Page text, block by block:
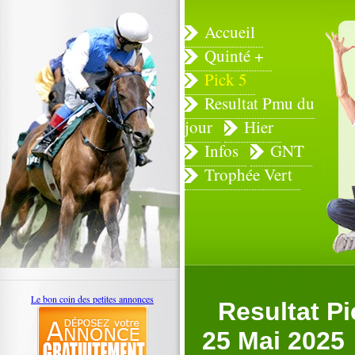
Accueil
Quinté +
Pick 5
Resultat Pmu du
jour
Hier
Infos
GNT
Trophée Vert
Resultat
25 Mai 2025
Le bon coin des petites annonces